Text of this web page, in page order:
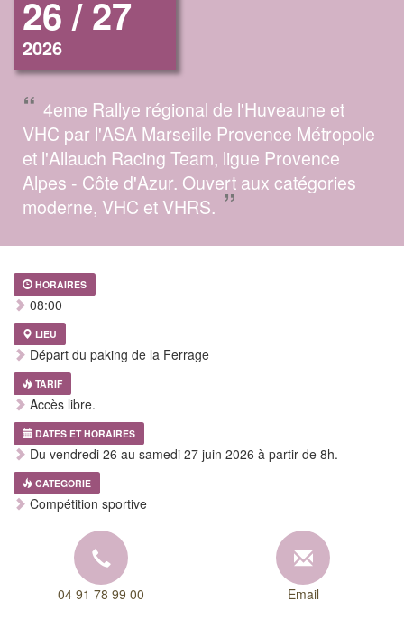
26 / 27
2026
“ 4eme Rallye régional de l'Huveaune et
VHC par l'ASA Marseille Provence Métropole
et l'Allauch Racing Team, ligue Provence
Alpes - Côte d'Azur. Ouvert aux catégories
moderne, VHC et VHRS. ”
HORAIRES
08:00
LIEU
Départ du paking de la Ferrage
TARIF
Accès libre.
DATES ET HORAIRES
Du vendredi 26 au samedi 27 juin 2026 à partir de 8h.
CATEGORIE
Compétition sportive
04 91 78 99 00 Email